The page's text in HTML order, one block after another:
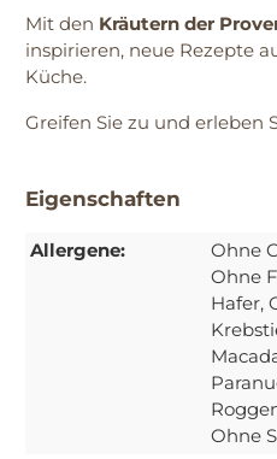
Mit den Kräutern der
inspirieren, neue Rezepte
Küche.
Greifen Sie zu und erleben
Eigenschaften
Allergene: Ohne
Ohne
Hafer,
Ohne